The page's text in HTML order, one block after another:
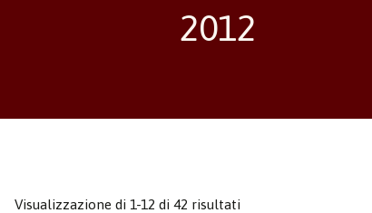
2012
Visualizzazione di 1-12 di 42 risultati